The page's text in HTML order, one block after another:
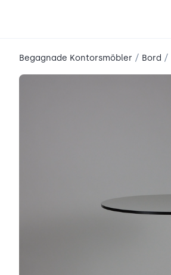
Begagnade Kontorsmöbler / Bord /